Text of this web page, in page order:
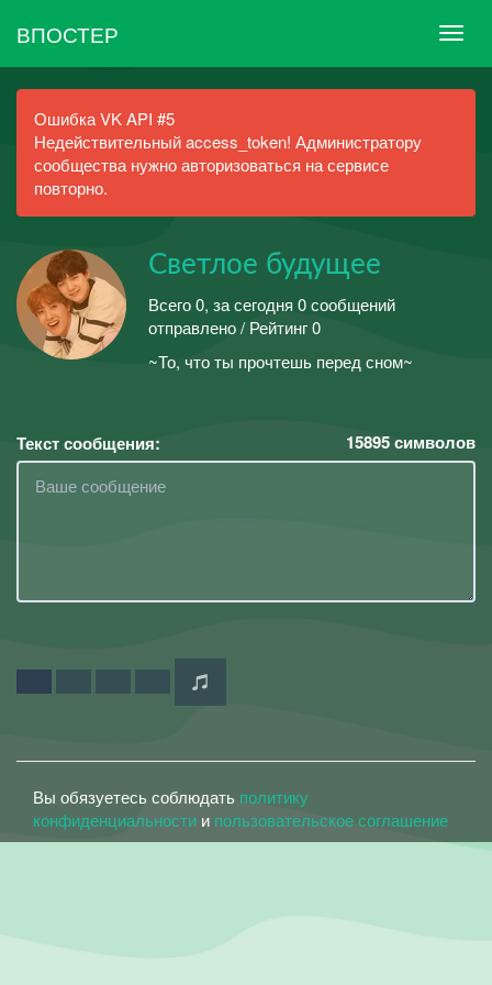
ВПОСТЕР
Ошибка VK API #5
Недействительный access_token! Администратору
сообщества нужно авторизоваться на сервисе
повторно.
Светлое будущее
Всего 0, за сегодня 0 сообщений
отправлено / Рейтинг 0
~То, что ты прочтешь перед сном~
Текст сообщения: 15895символов
Вы обязуетесь соблюдать политику
конфиденциальности и пользовательское соглашение